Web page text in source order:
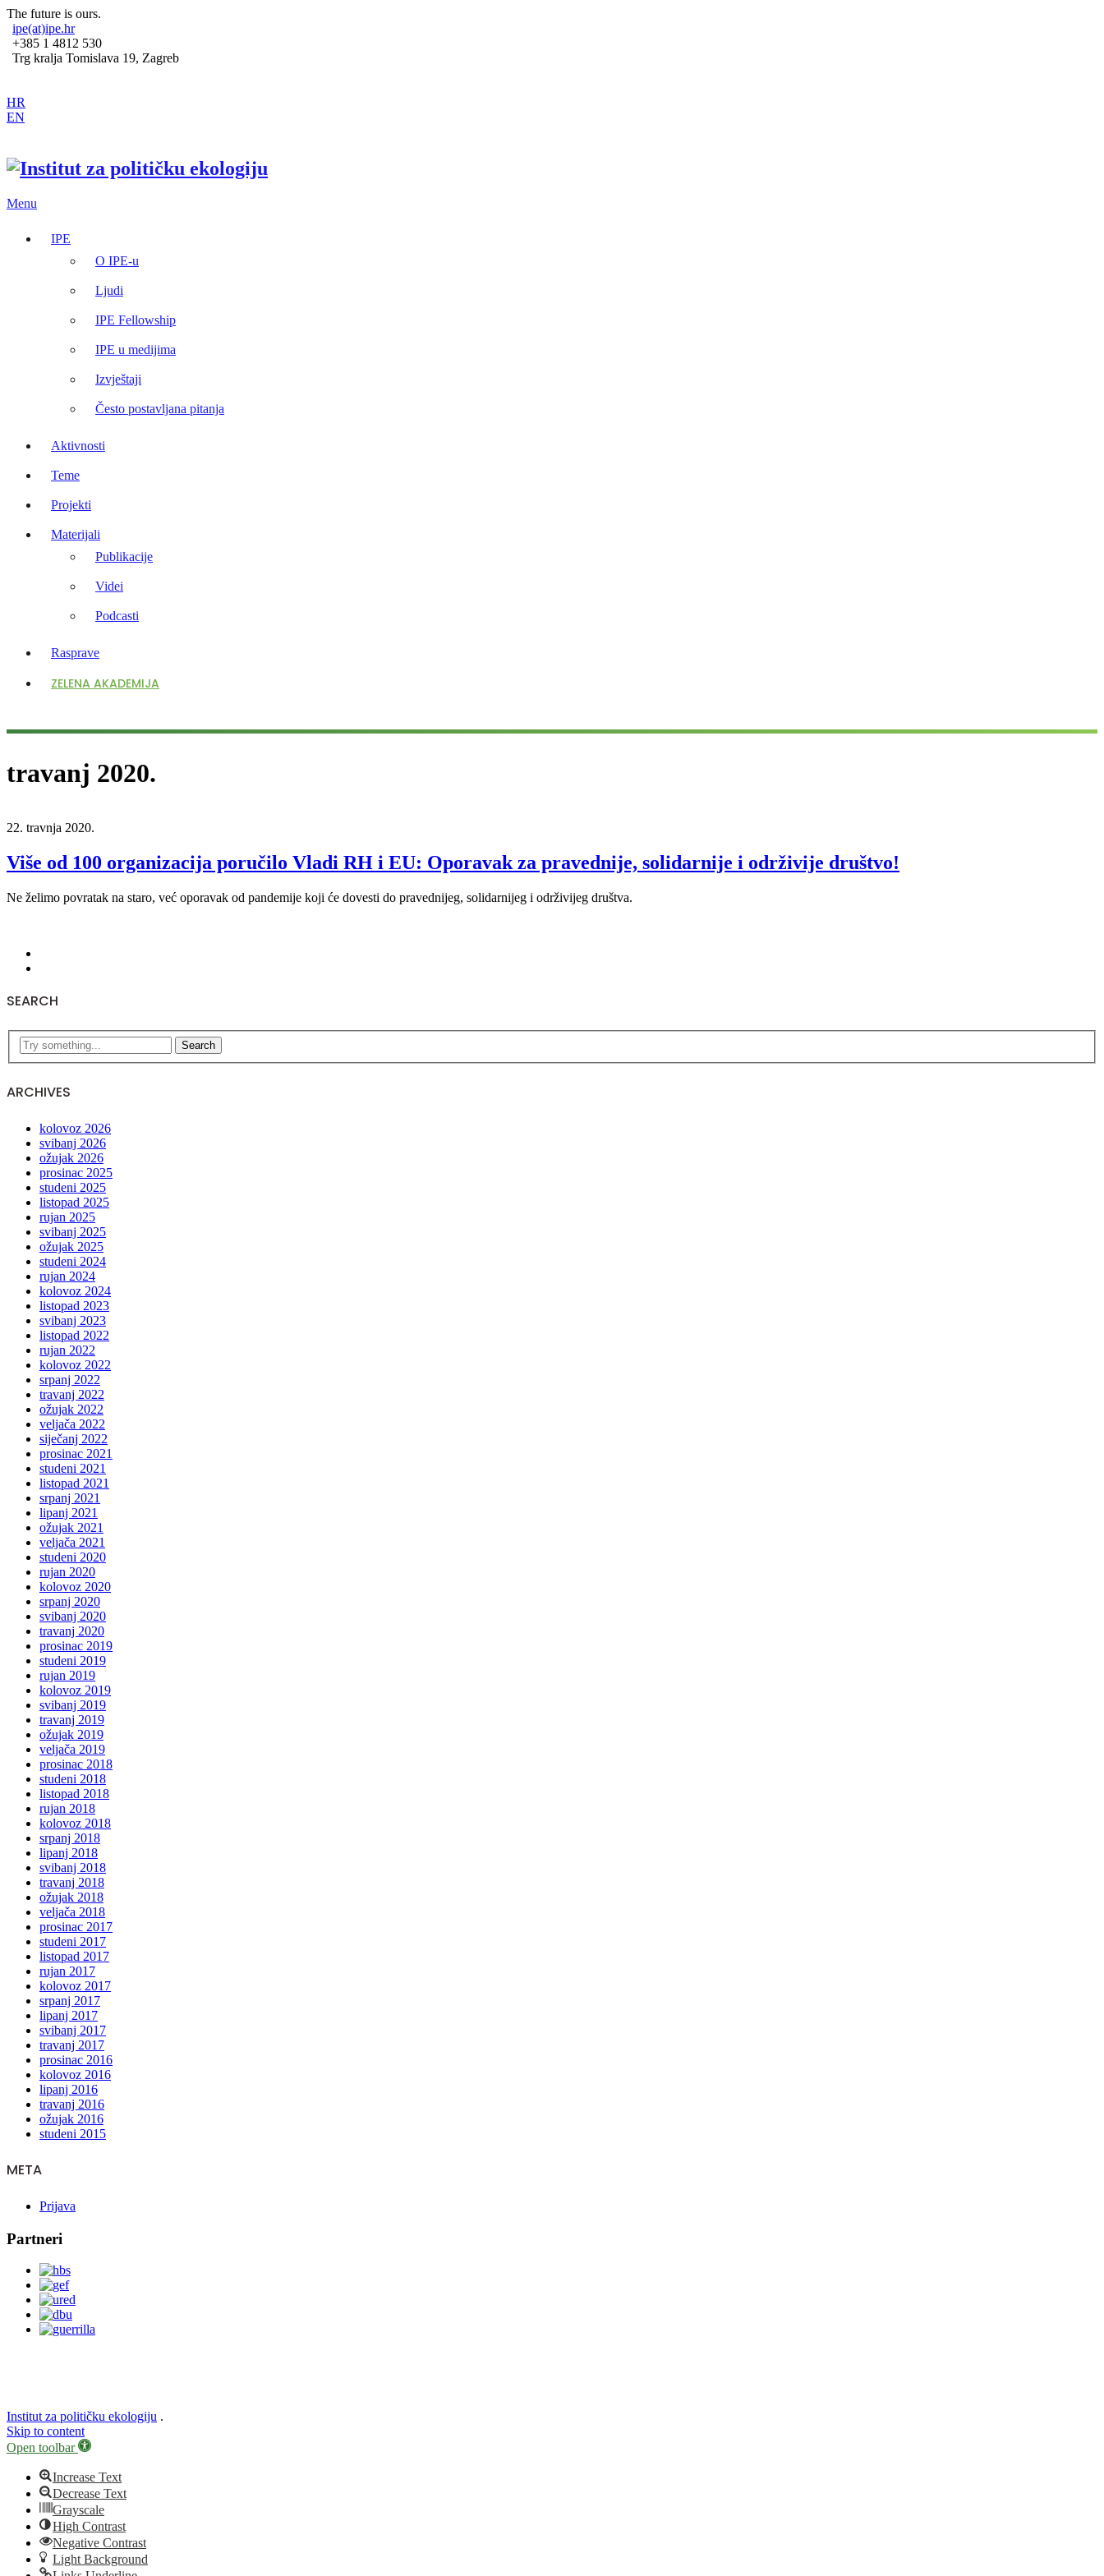
The future is ours.
ipe(at)ipe.hr
+385 1 4812 530
Trg kralja Tomislava 19, Zagreb
HR
EN
Menu
IPE
O IPE-u
Ljudi
IPE Fellowship
IPE u medijima
Izvještaji
Često postavljana pitanja
Aktivnosti
Teme
Projekti
Materijali
Publikacije
Videi
Podcasti
Rasprave
ZELENA AKADEMIJA
travanj 2020.
22. travnja 2020.
Više od 100 organizacija poručilo Vladi RH i EU: Oporavak za pravednije, solidarnije i održivije društvo!
Ne želimo povratak na staro, već oporavak od pandemije koji će dovesti do pravednijeg, solidarnijeg i održivijeg društva.
SEARCH
Search
ARCHIVES
kolovoz 2026
svibanj 2026
ožujak 2026
prosinac 2025
studeni 2025
listopad 2025
rujan 2025
svibanj 2025
ožujak 2025
studeni 2024
rujan 2024
kolovoz 2024
listopad 2023
svibanj 2023
listopad 2022
rujan 2022
kolovoz 2022
srpanj 2022
travanj 2022
ožujak 2022
veljača 2022
siječanj 2022
prosinac 2021
studeni 2021
listopad 2021
srpanj 2021
lipanj 2021
ožujak 2021
veljača 2021
studeni 2020
rujan 2020
kolovoz 2020
srpanj 2020
svibanj 2020
travanj 2020
prosinac 2019
studeni 2019
rujan 2019
kolovoz 2019
svibanj 2019
travanj 2019
ožujak 2019
veljača 2019
prosinac 2018
studeni 2018
listopad 2018
rujan 2018
kolovoz 2018
srpanj 2018
lipanj 2018
svibanj 2018
travanj 2018
ožujak 2018
veljača 2018
prosinac 2017
studeni 2017
listopad 2017
rujan 2017
kolovoz 2017
srpanj 2017
lipanj 2017
svibanj 2017
travanj 2017
prosinac 2016
kolovoz 2016
lipanj 2016
travanj 2016
ožujak 2016
studeni 2015
META
Prijava
Partneri
Institut za političku ekologiju .
Skip to content
Open toolbar
Increase Text
Decrease Text
Grayscale
High Contrast
Negative Contrast
Light Background